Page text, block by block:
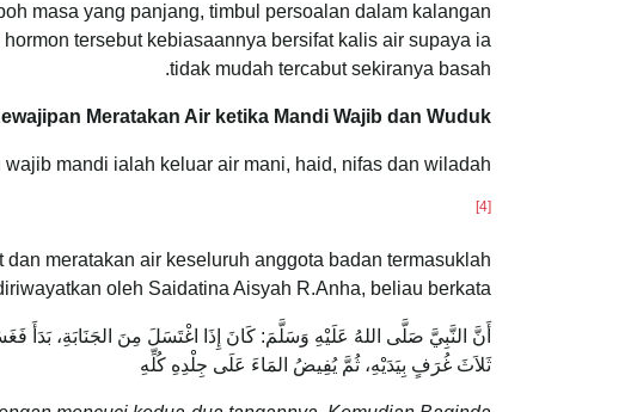
masa yang panjang, timbul persoalan dalam kalangan
tersebut kebiasaannya bersifat kalis air supaya ia
tidak mudah tercabut sekiranya basah.
Meratakan Air ketika Mandi Wajib dan Wuduk
mandi ialah keluar air mani, haid, nifas dan wiladah.
[4]
meratakan air keseluruh anggota badan termasuklah
oleh Saidatina Aisyah R.Anha, beliau berkata:
أَنَّ النَّبِيَّ صَلَّى اللهُ عَلَيْهِ وَسَلَّمَ: كَانَ إِذَا اغْتَسَلَ مِنَ الجَنَابَةِ،
ثَلاَثَ غُرَفٍ بِيَدَيْهِ، ثُمَّ يُفِيضُ المَاءَ عَلَى جِلْدِهِ كُلِّهِ